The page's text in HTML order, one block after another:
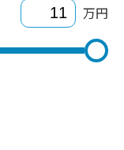
万円